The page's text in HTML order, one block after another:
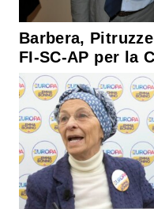
Barbera,
FI-SC-AP per la